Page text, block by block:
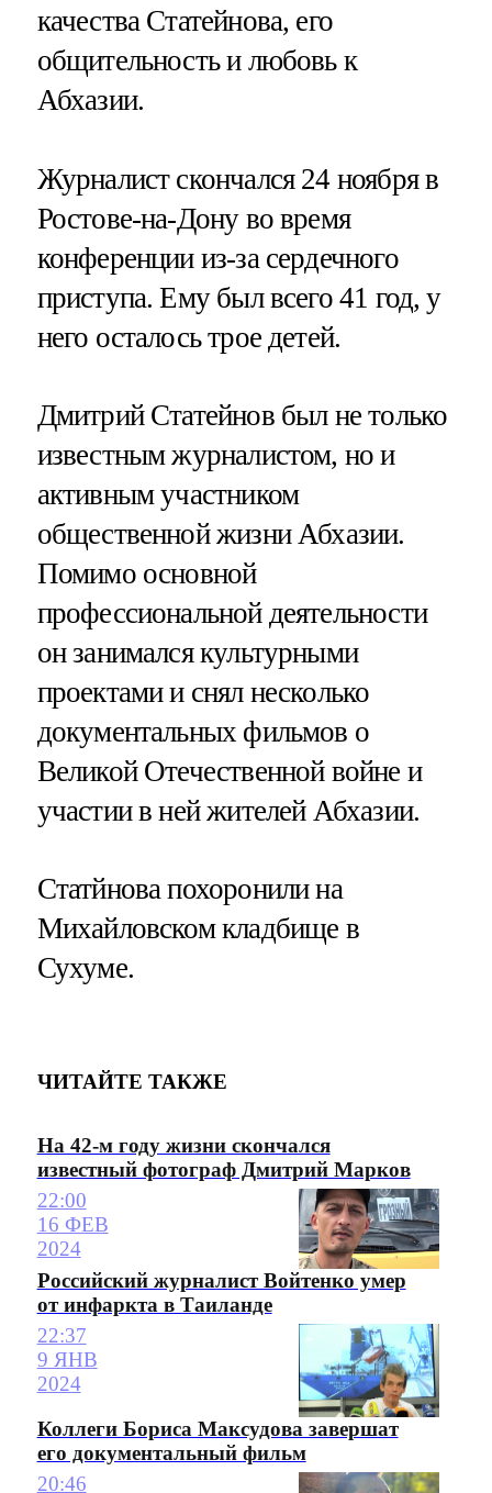
качества Статейнова, его
общительность и любовь к
Абхазии.
Журналист скончался 24 ноября в
Ростове-на-Дону во время
конференции из-за сердечного
приступа. Ему был всего 41 год, у
него осталось трое детей.
Дмитрий Статейнов был не только
известным журналистом, но и
активным участником
общественной жизни Абхазии.
Помимо основной
профессиональной деятельности
он занимался культурными
проектами и снял несколько
документальных фильмов о
Великой Отечественной войне и
участии в ней жителей Абхазии.
Статйнова похоронили на
Михайловском кладбище в
Сухуме.
ЧИТАЙТЕ ТАКЖЕ
На 42-м году жизни скончался
известный фотограф Дмитрий Марков
22:00
16 ФЕВ
2024
Российский журналист Войтенко умер
от инфаркта в Таиланде
22:37
9 ЯНВ
2024
Коллеги Бориса Максудова завершат
его документальный фильм
20:46